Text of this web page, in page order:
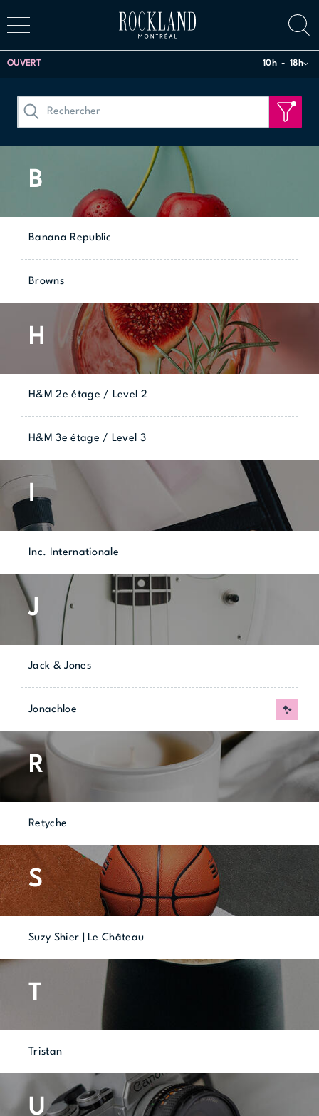
OUVERT 10h 18h
B
Banana Republic
Browns
H
H&M 2e étage / Level 2
H&M 3e étage / Level 3
I
Inc. Internationale
J
Jack & Jones
Jonachloe
R
Retyche
S
Suzy Shier | Le Château
T
Tristan
U